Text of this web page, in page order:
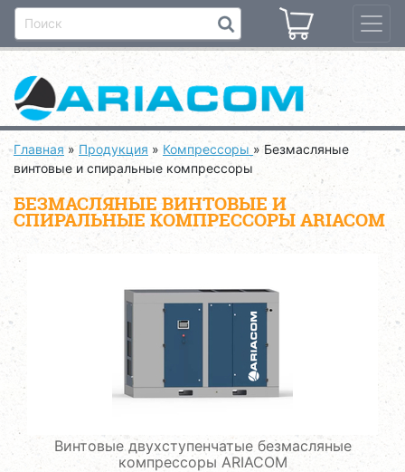
Главная » Продукция » Компрессоры » Безмасляные
винтовые и спиральные компрессоры
БЕЗМАСЛЯНЫЕ ВИНТОВЫЕ И
СПИРАЛЬНЫЕ КОМПРЕССОРЫ ARIACOM
Винтовые двухступенчатые безмасляные
компрессоры ARIACOM